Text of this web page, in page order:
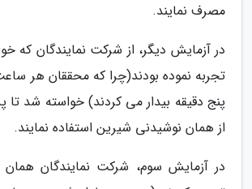
مصرف نمایند.
در آزمایش دیگر، از شرکت نمایندگان که
تجربه نموده بودند(چرا که محققان هر
پنج دقیقه بیدار می کردند) خواسته شد تا
از همان نوشیدنی شیرین استفاده نمایند.
در آزمایش سوم، شرکت نمایندگان همان